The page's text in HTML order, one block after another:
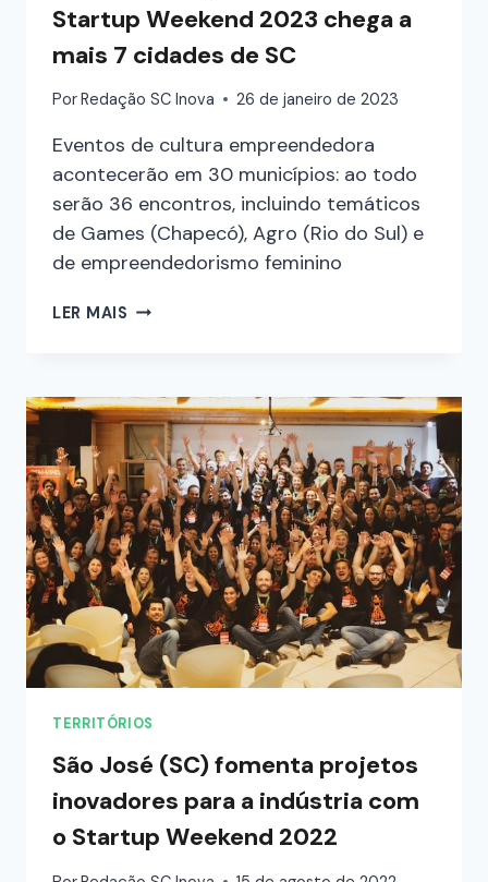
Startup Weekend 2023 chega a
mais 7 cidades de SC
PorRedação SC Inova 26 de janeiro de 2023
Eventos de cultura empreendedora
acontecerão em 30 municípios: ao todo
serão 36 encontros, incluindo temáticos
de Games (Chapecó), Agro (Rio do Sul) e
de empreendedorismo feminino
LER MAIS
TERRITÓRIOS
São José (SC) fomenta projetos
inovadores para a indústria com
o Startup Weekend 2022